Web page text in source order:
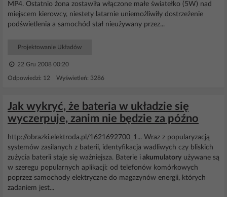
MP4. Ostatnio żona zostawiła włączone małe światełko (5W) nad
miejscem kierowcy, niestety latarnie uniemożliwiły dostrzeżenie
podświetlenia a samochód stał nieużywany przez...
Projektowanie Układów
22 Gru 2008 00:20
Odpowiedzi: 12 Wyświetleń: 3286
Jak wykryć, że bateria w układzie się
wyczerpuje, zanim nie będzie za późno
http://obrazki.elektroda.pl/1621692700_1... Wraz z popularyzacją
systemów zasilanych z baterii, identyfikacja wadliwych czy bliskich
zużycia baterii staje się ważniejsza. Baterie i akumulatory używane są
w szeregu popularnych aplikacji: od telefonów komórkowych
poprzez samochody elektryczne do magazynów energii, których
zadaniem jest...